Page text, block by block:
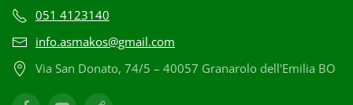
051 4123140
info.asmakos@gmail.com
Via San Donato, 74/5 – 40057 Granarolo dell'Emilia BO